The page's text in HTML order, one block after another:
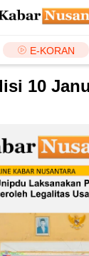
E-KORAN
10